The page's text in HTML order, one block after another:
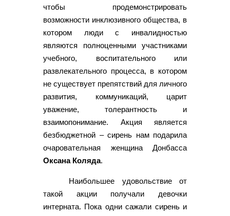
чтобы продемонстрировать
возможности инклюзивного общества, в
котором люди с инвалидностью
являются полноценными участниками
учебного, воспитательного или
развлекательного процесса, в котором
не существует препятствий для личного
развития, коммуникаций, царит
уважение, толерантность и
взаимопонимание. Акция является
безбюджетной – сирень нам подарила
очаровательная женщина Донбасса
Оксана Коляда.
Наибольшее удовольствие от
такой акции получали девочки
интерната. Пока одни сажали сирень и